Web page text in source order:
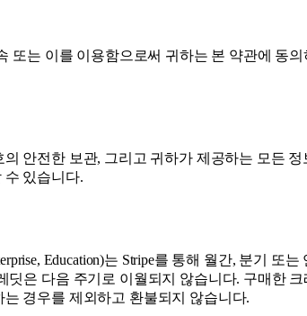
또는 이를 이용함으로써 귀하는 본 약관에 동
안전한 보관, 그리고 귀하가 제공하는 모든
수 있습니다.
Education)는 Stripe를 통해 월간, 분기
은 다음 주기로 이월되지 않습니다. 구매한
경우를 제외하고 환불되지 않습니다.